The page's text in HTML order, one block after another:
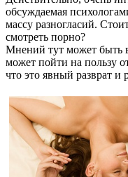
обсуждаемая
массу разногласий.
смотреть порно?
Мнений тут может быть
может пойти на пользу
что это явный разврат и